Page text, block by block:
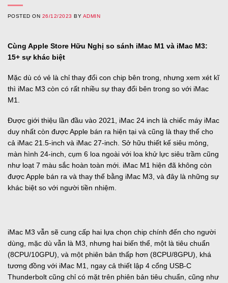
POSTED ON 26/12/2023 BY ADMIN
Cùng Apple Store Hữu Nghị so sánh iMac M1 và iMac M3:
15+ sự khác biệt
Mặc dù có vẻ là chỉ thay đổi con chip bên trong, nhưng xem xét kĩ
thì iMac M3 còn có rất nhiều sự thay đổi bên trong so với iMac
M1.
Được giới thiệu lần đầu vào 2021, iMac 24 inch là chiếc máy iMac
duy nhất còn được Apple bán ra hiện tại và cũng là thay thế cho
cả iMac 21.5-inch và iMac 27-inch. Sở hữu thiết kế siêu mỏng,
màn hình 24-inch, cụm 6 loa ngoài với loa khử lực siêu trầm cũng
như loạt 7 màu sắc hoàn toàn mới. iMac M1 hiện đã không còn
được Apple bán ra và thay thế bằng iMac M3, và đây là những sự
khác biệt so với người tiền nhiệm.
iMac M3 vẫn sẽ cung cấp hai lựa chọn chip chính đến cho người
dùng, mặc dù vẫn là M3, nhưng hai biến thể, một là tiêu chuẩn
(8CPU/10GPU), và một phiên bản thấp hơn (8CPU/8GPU), khá
tương đồng với iMac M1, ngay cả thiết lập 4 cổng USB-C
Thunderbolt cũng chỉ có mặt trên phiên bản tiêu chuẩn, cũng như